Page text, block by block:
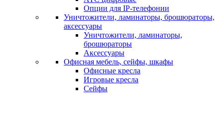
Опции для IP-телефонии
Уничтожители, ламинаторы, брошюраторы,
аксессуары
Уничтожители, ламинаторы,
брошюраторы
Аксессуары
Офисная мебель, сейфы, шкафы
Офисные кресла
Игровые кресла
Сейфы